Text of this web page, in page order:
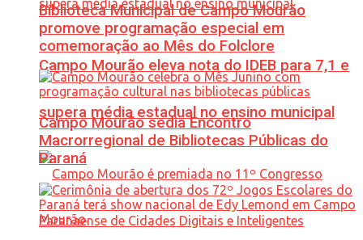
Campo Mourão eleva nota do IDEB para 7,1 e
supera média estadual no ensino municipal
Biblioteca Municipal de Campo Mourão
promove programação especial em
comemoração ao Mês do Folclore
Campo Mourão sedia Encontro
Macrorregional de Bibliotecas Públicas do
Paraná